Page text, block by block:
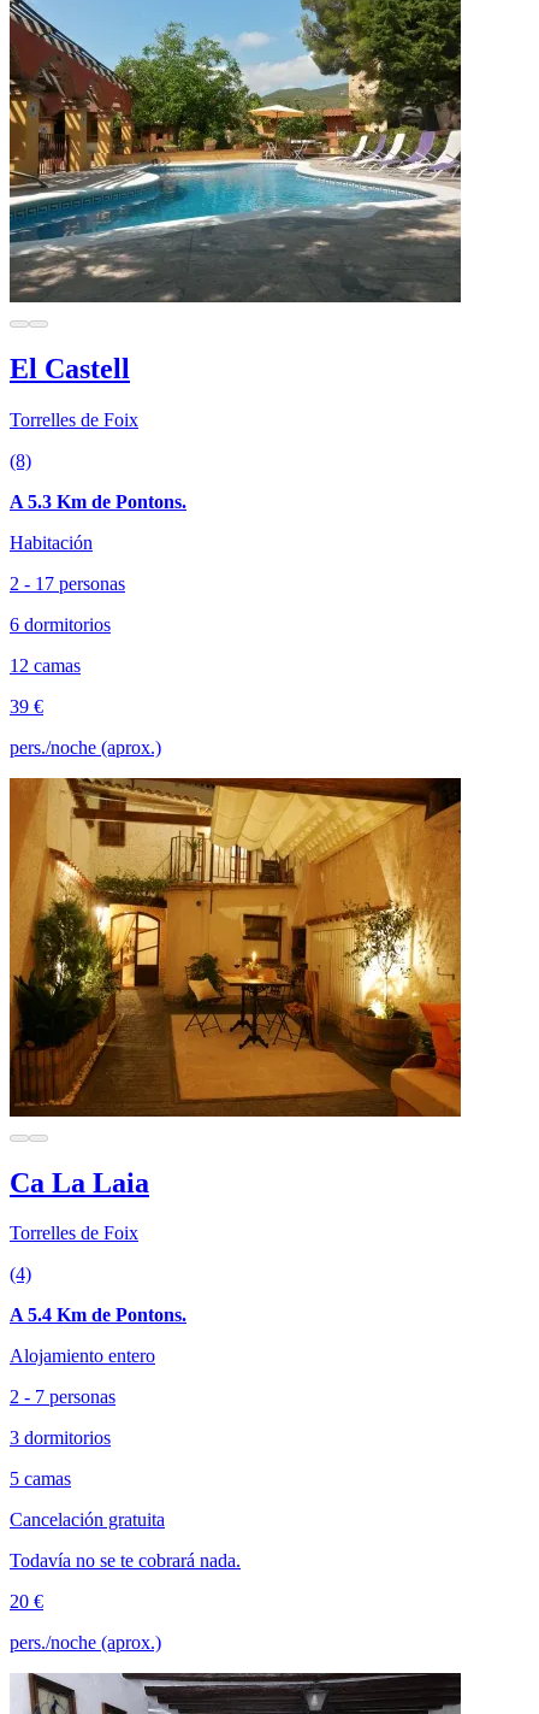
El Castell
Torrelles de Foix
(8)
A 5.3 Km de Pontons.
Habitación
2 - 17 personas
6 dormitorios
12 camas
39 €
pers./noche (aprox.)
Ca La Laia
Torrelles de Foix
(4)
A 5.4 Km de Pontons.
Alojamiento entero
2 - 7 personas
3 dormitorios
5 camas
Cancelación gratuita
Todavía no se te cobrará nada.
20 €
pers./noche (aprox.)